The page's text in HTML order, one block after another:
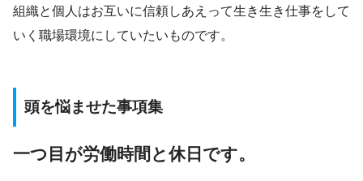
組織と個人はお互いに信頼しあえって生き生き仕事をして
いく職場環境にしていたいものです。
頭を悩ませた事項集
一つ目が労働時間と休日です。